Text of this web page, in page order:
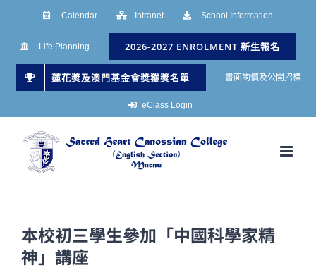
Calendar Intranet School Information
Life Planning 2026-2027 ENROLMENT 新生報名
蓮花獎及澳門基金會獎獲獎名單 書面詢價及公開招標
eClass Login
本校初三學生參加「中國科學家精
神」講座